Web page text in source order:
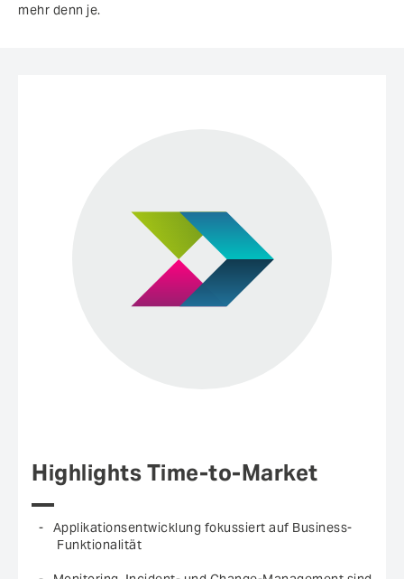
mehr denn je.
Highlights Time-to-Market
Applikationsentwicklung fokussiert auf Business-
Funktionalität